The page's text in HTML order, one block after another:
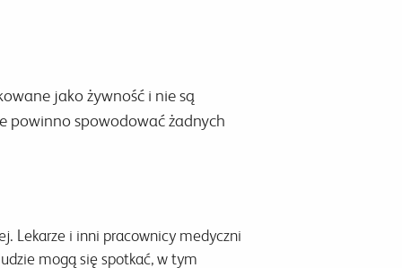
jako żywność i nie są
powinno spowodować żadnych
Lekarze i inni pracownicy medyczni
mogą się spotkać, w tym